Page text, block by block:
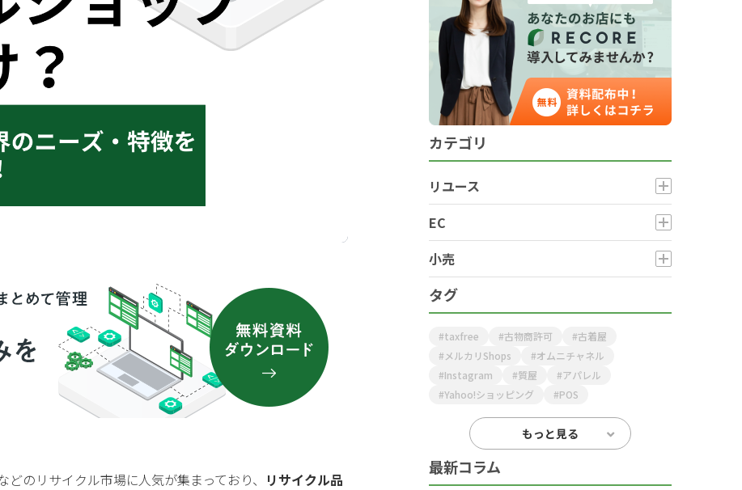
どのリサイクル市場に人気が集まっており、 リサイクル品
カテゴリ
リユース
EC
小売
タグ
taxfree 古物商許可
古着屋
メルカリShops
オムニチャネル
Instagram
質屋
アパレル
Yahoo!ショッピング
POS
もっと見る
最新コラム